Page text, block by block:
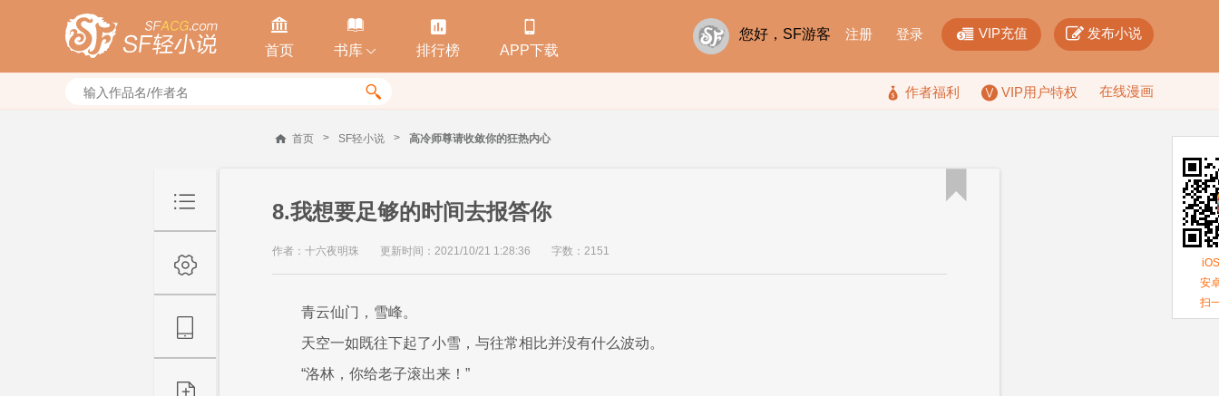

首页

书库 

排行榜

APP下载
您好，SF游客 注册 登录  VIP充值  发布小说
  作者福利 VIP用户特权 在线漫画
首页 > SF轻小说 > 高冷师尊请收敛你的狂热内心
8.我想要足够的时间去报答你
作者：十六夜明珠 更新时间：2021/10/21 1:28:36 字数：2151
青云仙门，雪峰。
天空一如既往下起了小雪，与往常相比并没有什么波动。
“洛林，你给老子滚出来！”

安
扫